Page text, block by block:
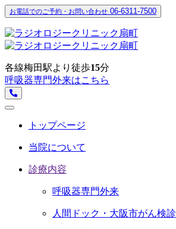
お電話でのご予約・お問い合わせ 06-6311-7500
各線梅田駅より徒歩15分
呼吸器専門外来はこちら
トップページ
当院について
診療内容
呼吸器専門外来
人間ドック・大阪市がん検診